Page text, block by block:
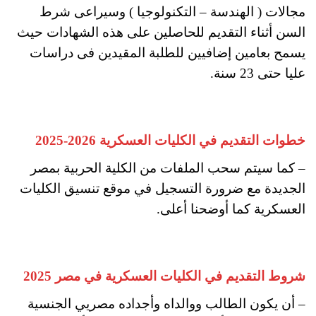
مجالات ( الهندسة – التكنولوجيا ) وسيراعى شرط
السن أثناء التقديم للحاصلين على هذه الشهادات حيث
يسمح بعامين إضافيين للطلبة المقيدين فى دراسات
عليا حتى 23 سنة.
خطوات التقديم في الكليات العسكرية 2026-2025
– كما سيتم سحب الملفات من الكلية الحربية بمصر
الجديدة مع ضرورة التسجيل في موقع تنسيق الكليات
العسكرية كما أوضحنا أعلى.
شروط التقديم في الكليات العسكرية في مصر 2025
– أن يكون الطالب ووالداه وأجداده مصريي الجنسية